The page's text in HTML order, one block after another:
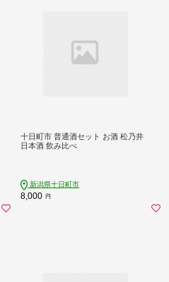
十日町市 普通酒セット お酒 松乃井
日本酒 飲み比べ
新潟県十日町市
8,000 円